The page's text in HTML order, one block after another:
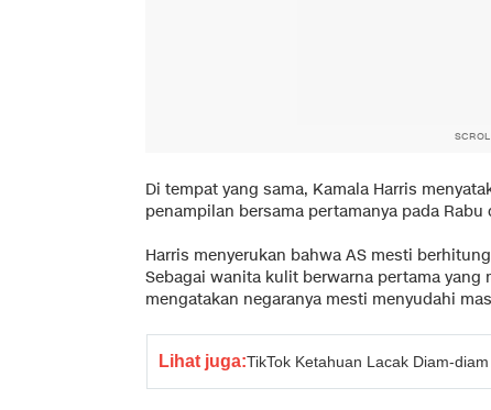
Di tempat yang sama, Kamala Harris
penampilan bersama pertamanya pada
Harris menyerukan bahwa AS mesti
Sebagai wanita kulit berwarna pertama
mengatakan negaranya mesti menyudahi
Lihat juga:TikTok Ketahuan Lacak Diam-